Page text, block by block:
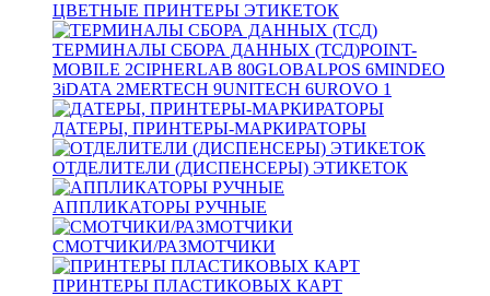
ЦВЕТНЫЕ ПРИНТЕРЫ ЭТИКЕТОК
ТЕРМИНАЛЫ СБОРА ДАННЫХ (ТСД)POINT-
MOBILE 2CIPHERLAB 80GLOBALPOS 6MINDEO
3iDATA 2MERTECH 9UNITECH 6UROVO 1
ДАТЕРЫ, ПРИНТЕРЫ-МАРКИРАТОРЫ
ОТДЕЛИТЕЛИ (ДИСПЕНСЕРЫ) ЭТИКЕТОК
АППЛИКАТОРЫ РУЧНЫЕ
СМОТЧИКИ/РАЗМОТЧИКИ
ПРИНТЕРЫ ПЛАСТИКОВЫХ КАРТ